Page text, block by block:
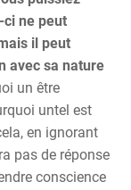
ci ne peut
il peut
avec sa nature
un être
untel est
en ignorant
pas de réponse
conscience